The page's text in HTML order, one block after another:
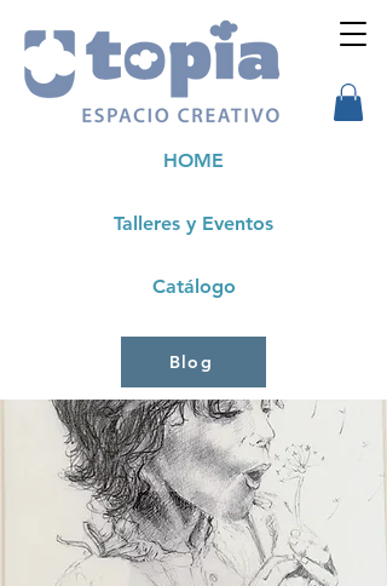
Talleres y Eventos
HOME
Catálogo
Blog